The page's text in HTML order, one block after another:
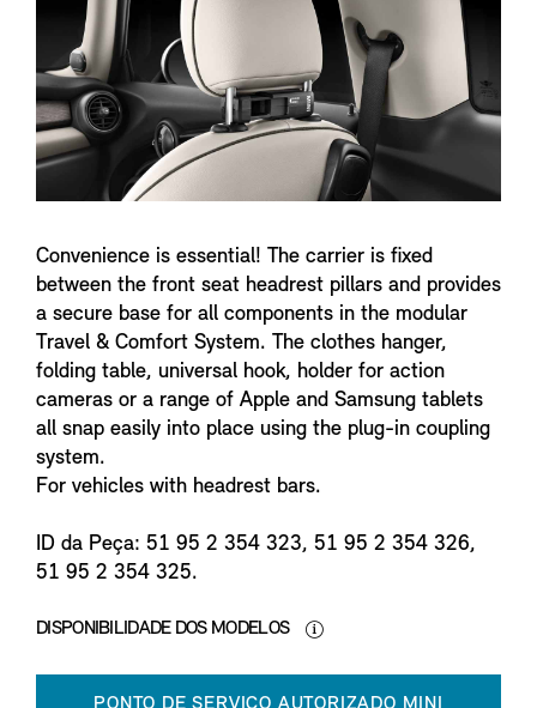
Convenience is essential! The carrier is fixed
between the front seat headrest pillars and provides
a secure base for all components in the modular
Travel & Comfort System. The clothes hanger,
folding table, universal hook, holder for action
cameras or a range of Apple and Samsung tablets
all snap easily into place using the plug-in coupling
system.
For vehicles with headrest bars.
ID da Peça: 51 95 2 354 323, 51 95 2 354 326,
51 95 2 354 325.
DISPONIBILIDADE DOS MODELOS
PONTO DE SERVIÇO AUTORIZADO MINI